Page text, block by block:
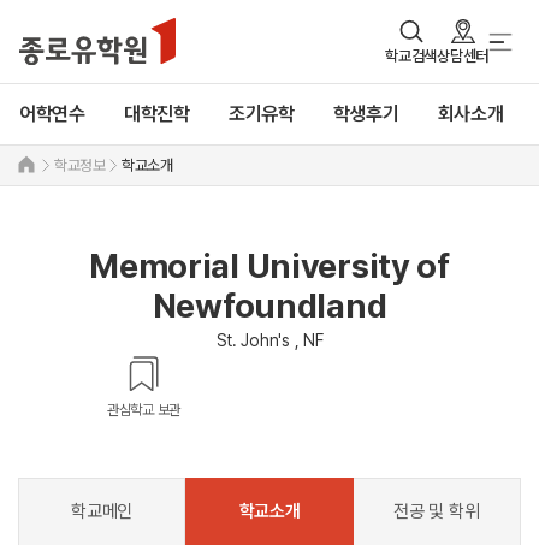
학교검색상담센터
어학연수 대학진학 조기유학 학생후기 회사소개
학교정보 학교소개
Memorial University of
Newfoundland
St. John's , NF
관심학교 보관
학교메인 학교소개 전공 및 학위